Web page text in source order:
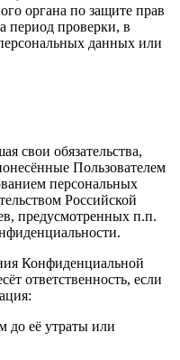
органа по защите прав
период проверки, в
данных или
свои обязательства,
Пользователем
персональных
Российской
предусмотренных п.п.
Конфиденциальной
ответственность, если
до её утраты или